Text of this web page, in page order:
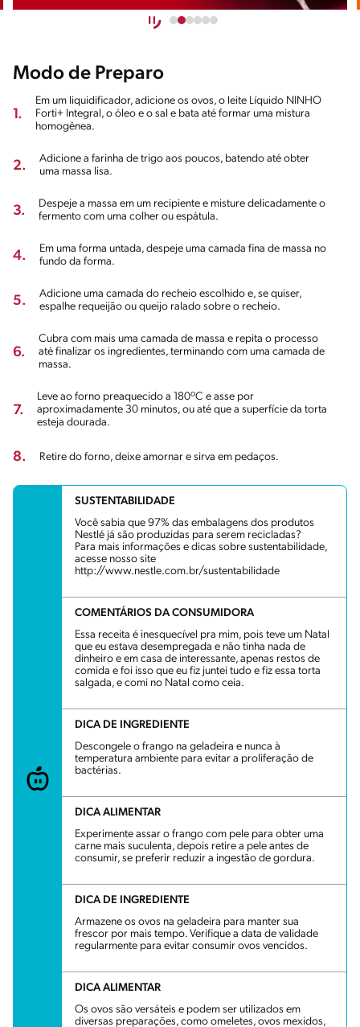
Modo de Preparo
1.
Em um liquidificador, adicione os ovos, o leite Líquido NINHO
Forti+ Integral, o óleo e o sal e bata até formar uma mistura
homogênea.
2.
Adicione a farinha de trigo aos poucos, batendo até obter
uma massa lisa.
3.
Despeje a massa em um recipiente e misture delicadamente o
fermento com uma colher ou espátula.
4.
Em uma forma untada, despeje uma camada fina de massa no
fundo da forma.
5.
Adicione uma camada do recheio escolhido e, se quiser,
espalhe requeijão ou queijo ralado sobre o recheio.
6.
Cubra com mais uma camada de massa e repita o processo
até finalizar os ingredientes, terminando com uma camada de
massa.
7.
Leve ao forno preaquecido a 180ºC e asse por
aproximadamente 30 minutos, ou até que a superfície da torta
esteja dourada.
8. Retire do forno, deixe amornar e sirva em pedaços.
SUSTENTABILIDADE
Você sabia que 97% das embalagens dos produtos
Nestlé já são produzidas para serem recicladas?
Para mais informações e dicas sobre sustentabilidade,
acesse nosso site
http://www.nestle.com.br/sustentabilidade
COMENTÁRIOS DA CONSUMIDORA
Essa receita é inesquecível pra mim, pois teve um Natal
que eu estava desempregada e não tinha nada de
dinheiro e em casa de interessante, apenas restos de
comida e foi isso que eu fiz juntei tudo e fiz essa torta
salgada, e comi no Natal como ceia.
DICA DE INGREDIENTE
Descongele o frango na geladeira e nunca à
temperatura ambiente para evitar a proliferação de
bactérias.
DICA ALIMENTAR
Experimente assar o frango com pele para obter uma
carne mais suculenta, depois retire a pele antes de
consumir, se preferir reduzir a ingestão de gordura.
DICA DE INGREDIENTE
Armazene os ovos na geladeira para manter sua
frescor por mais tempo. Verifique a data de validade
regularmente para evitar consumir ovos vencidos.
DICA ALIMENTAR
Os ovos são versáteis e podem ser utilizados em
diversas preparações, como omeletes, ovos mexidos,